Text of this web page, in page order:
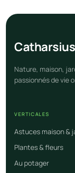
Catharsius
Nature, maison,
passionnés de vie
VERTICALES
Astuces maison &
Plantes & fleurs
Au potager